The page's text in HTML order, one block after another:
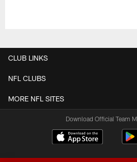
CLUB LINKS
NFL CLUBS
MORE NFL SITES
Download Official Team